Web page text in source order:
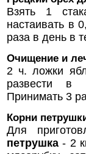
Взять 1
настаивать в
раза в день в
Очищение и
2 ч. ложки
развести в
Принимать 3
Корни
Для
петрушка - 2